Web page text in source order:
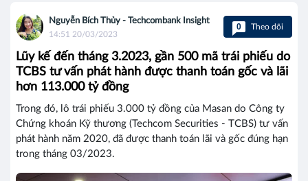
Nguyễn Bích Thủy - Techcombank Insight
14:51 20/03/2023
0 Theo dõi
Lũy kế đến tháng 3.2023, gần 500 mã trái phiếu do
TCBS tư vấn phát hành được thanh toán gốc và lãi
hơn 113.000 tỷ đồng
Trong đó, lô trái phiếu 3.000 tỷ đồng của Masan do Công ty
Chứng khoán Kỹ thương (Techcom Securities - TCBS) tư vấn
phát hành năm 2020, đã được thanh toán lãi và gốc đúng hạn
trong tháng 03/2023.